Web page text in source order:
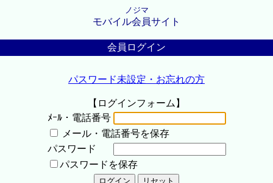
ノジマ
モバイル会員サイト
会員ログイン
パスワード未設定・お忘れの方
【ログインフォーム】
ﾒｰﾙ・電話番号
メール・電話番号を保存
パスワード
パスワードを保存